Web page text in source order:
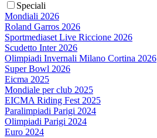
Speciali
Mondiali 2026
Roland Garros 2026
Sportmediaset Live Riccione 2026
Scudetto Inter 2026
Olimpiadi Invernali Milano Cortina 2026
Super Bowl 2026
Eicma 2025
Mondiale per club 2025
EICMA Riding Fest 2025
Paralimpiadi Parigi 2024
Olimpiadi Parigi 2024
Euro 2024